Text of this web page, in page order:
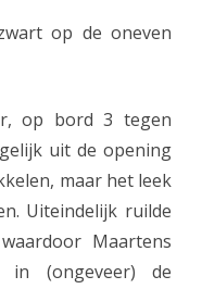
op de oneven
op bord 3 tegen
uit de opening
maar het leek
Uiteindelijk ruilde
Maartens
in (ongeveer) de